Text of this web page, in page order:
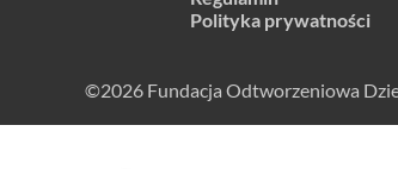
Polityka prywatności
©2026 Fundacja Odtworzeniowa